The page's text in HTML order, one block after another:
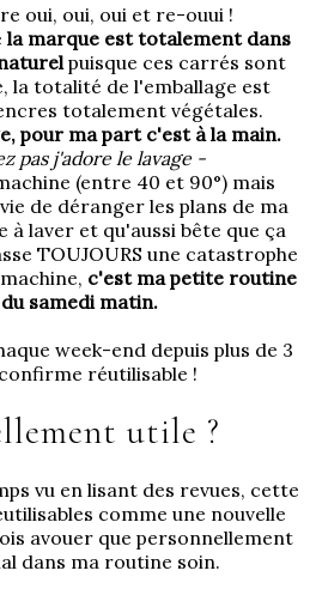
oui, oui, oui et re-ouui !
la marque est totalement dans
puisque ces carrés sont
la totalité de l'emballage est
totalement végétales.
pour ma part c'est à la main.
pas j'adore le lavage -
(entre 40 et 90°) mais
de déranger les plans de ma
à laver et qu'aussi bête que ça
TOUJOURS une catastrophe
c'est ma petite routine
samedi matin.
week-end depuis plus de 3
réutilisable !
utile ?
vu en lisant des revues, cette
comme une nouvelle
avouer que personnellement
dans ma routine soin.